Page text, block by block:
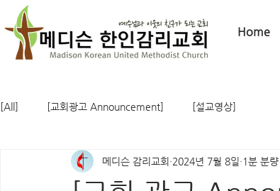
Home
[All] [교회광고 Announcement] [설교영상]
메디슨 감리교회 2024년 7월 8일 1분 분량